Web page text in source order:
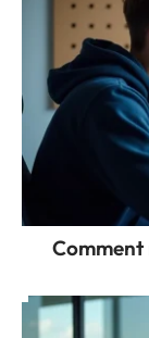
Comment